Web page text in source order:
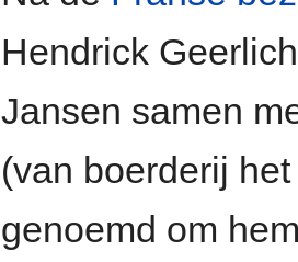
Hendrick
Jansen samen
(van boerderij
genoemd om